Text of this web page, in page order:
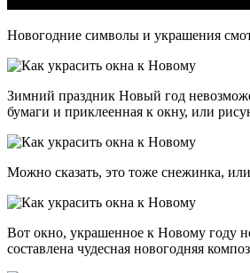
Новогодние символы и украшения
Зимний праздник Новый год
бумаги и приклеенная к окну, или
Можно сказать, это тоже снежинка,
Вот окно, украшенное к Новому году
составлена чудесная новогодняя